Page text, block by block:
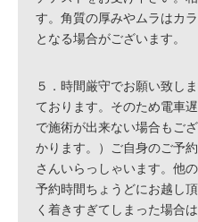
す。角質の厚みやムラはカ
となる場合がございます。
５．時間厳守でお願い致し
ております。そのため電車
で施術が出来ない場合もご
かります。）ご自身のご予
さんいらっしゃいます。他
予約時間ちょうどにお越し
く着きすぎてしまった場合